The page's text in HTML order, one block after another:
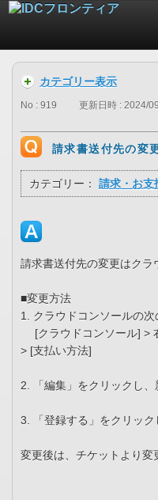
カテゴリー表示
No : 919 更新日時 : 2024/
請求書送付先の変
カテゴリー： 請求・お支
請求書送付先の変更はクラ
■変更方法
1. クラウドコンソールの次
[クラウドコンソール] >
> [支払い方法]
2. 「編集」をクリックし、
3. 「登録する」をクリック
変更後は、チケットより変